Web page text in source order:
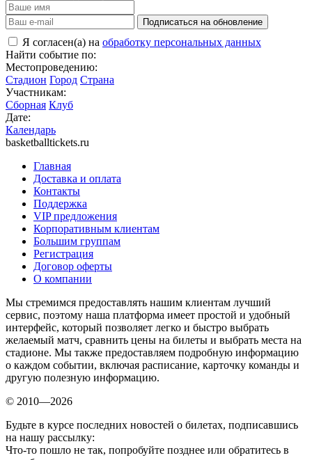
Подписаться на обновление
Я согласен(а) на обработку персональных данных
Найти событие по:
Местопроведению:
Стадион Город Страна
Участникам:
Сборная Клуб
Дате:
Календарь
basketballtickets.ru
Главная
Доставка и оплата
Контакты
Поддержка
VIP предложения
Корпоративным клиентам
Большим группам
Регистрация
Договор оферты
О компании
Мы стремимся предоставлять нашим клиентам лучший
сервис, поэтому наша платформа имеет простой и удобный
интерфейс, который позволяет легко и быстро выбрать
желаемый матч, сравнить цены на билеты и выбрать места на
стадионе. Мы также предоставляем подробную информацию
о каждом событии, включая расписание, карточку команды и
другую полезную информацию.
© 2010—2026
Будьте в курсе последних новостей о билетах, подписавшись
на нашу рассылку:
Что-то пошло не так, попробуйте позднее или обратитесь в